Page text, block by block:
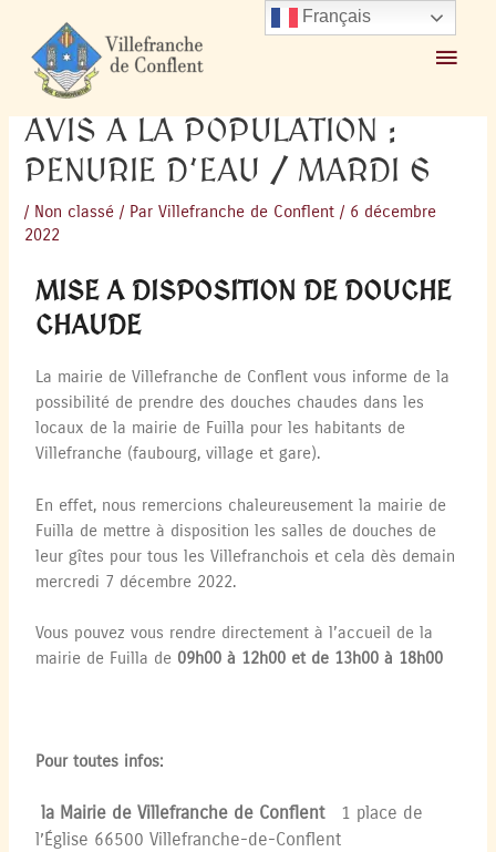
Accueil 2022 décembre
AVIS A LA POPULATION : PENURIE D’EAU / MARDI 6
AVIS A LA POPULATION :
PENURIE D’EAU / MARDI 6
/ Non classé / ParVillefranche de Conflent / 6 décembre
2022
MISE A DISPOSITION DE DOUCHE
CHAUDE
La mairie de Villefranche de Conflent vous informe de la
possibilité de prendre des douches chaudes dans les
locaux de la mairie de Fuilla pour les habitants de
Villefranche (faubourg, village et gare).
En effet, nous remercions chaleureusement la mairie de
Fuilla de mettre à disposition les salles de douches de
leur gîtes pour tous les Villefranchois et cela dès demain
mercredi 7 décembre 2022.
Vous pouvez vous rendre directement à l’accueil de la
mairie de Fuilla de 09h00 à 12h00 et de 13h00 à 18h00
Pour toutes infos:
la Mairie de Villefranche de Conflent
1 place de
l’Église 66500 Villefranche-de-Conflent
Français